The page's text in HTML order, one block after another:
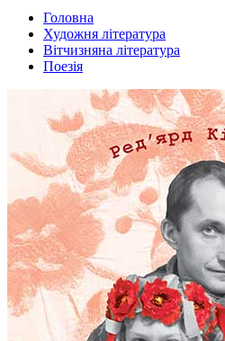
Головна
Художня література
Вітчизняна література
Поезія